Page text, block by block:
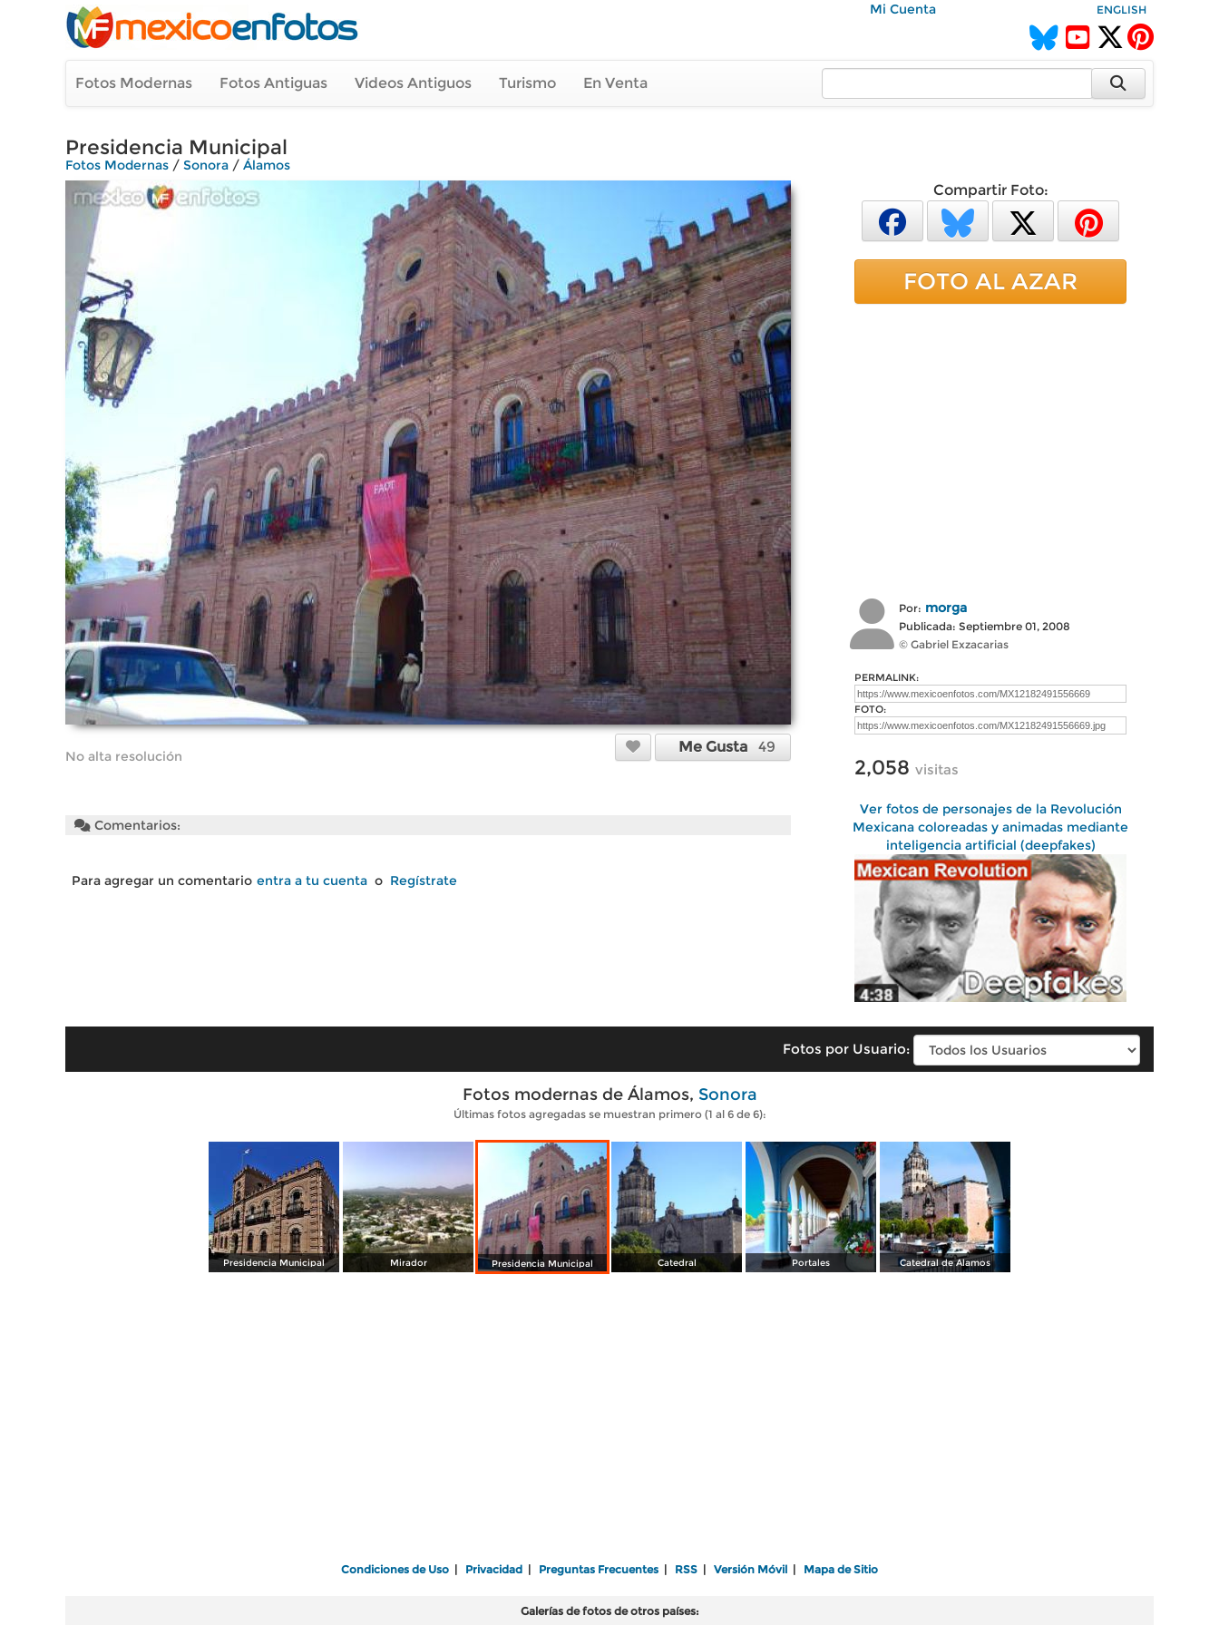
Mi Cuenta ENGLISH
Fotos Modernas Fotos Antiguas Videos Antiguos Turismo En Venta
Presidencia Municipal
Fotos Modernas / Sonora / Álamos
No alta resolución
Me Gusta 49
Comentarios:
Para agregar un comentario entra a tu cuenta o Regístrate
Compartir Foto:
FOTO AL AZAR
Por: morga
Publicada: Septiembre 01, 2008
© Gabriel Exzacarias
PERMALINK:
FOTO:
2,058 visitas
Ver fotos de personajes de la Revolución
Mexicana coloreadas y animadas mediante
inteligencia artificial (deepfakes)
Fotos por Usuario:
Fotos modernas de Álamos, Sonora
Últimas fotos agregadas se muestran primero (1 al 6 de 6):
Presidencia Municipal Mirador Presidencia Municipal Catedral Portales Catedral de Álamos
Condiciones de Uso Privacidad Preguntas Frecuentes RSS Versión Móvil Mapa de Sitio
Galerías de fotos de otros países: